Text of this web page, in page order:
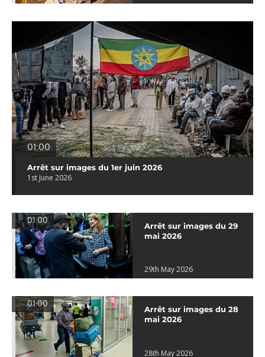
01:00
Arrêt sur images du 1er juin 2026
1st June 2026
01:00
Arrêt sur images du 29
mai 2026
29th May 2026
01:00
Arrêt sur images du 28
mai 2026
28th May 2026